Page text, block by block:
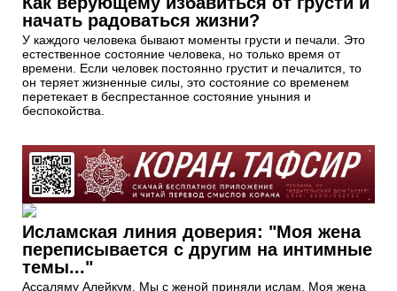
начать радоваться жизни?
У каждого человека бывают моменты грусти и печали. Это
естественное состояние человека, но только время от
времени. Если человек постоянно грустит и печалится, то
он теряет жизненные силы, это состояние со временем
перетекает в беспрестанное состояние уныния и
беспокойства.
Исламская линия доверия: "Моя жена
переписывается с другим на интимные
темы..."
Ассаляму Алейкум. Мы с женой приняли ислам. Моя жена